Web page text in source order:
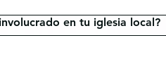
en tu iglesia local?